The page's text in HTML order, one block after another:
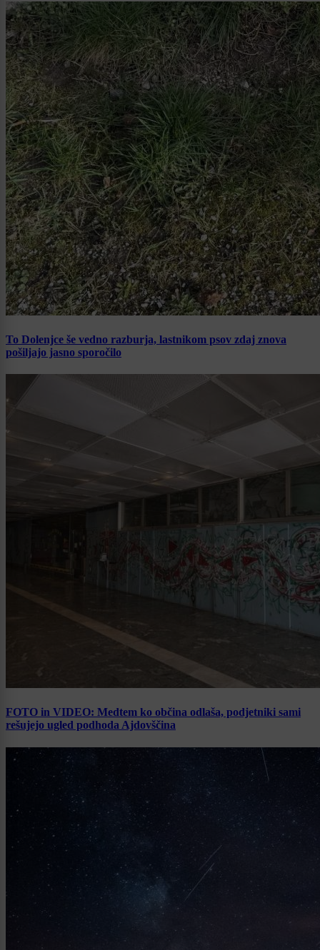
To Dolenjce še vedno razburja, lastnikom psov zdaj znova
pošiljajo jasno sporočilo
FOTO in VIDEO: Medtem ko občina odlaša, podjetniki sami
rešujejo ugled podhoda Ajdovščina